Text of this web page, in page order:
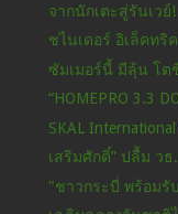
จากนักเตะสู่รันเว
ชไนเดอร์ อิเล็คทริ
ซัมเมอร์นี้ มีลุ้น โต
“HOMEPRO 3.3
SKAL
เสริมศักดิ์” ปลื้ม ว
"ชาวกระบี่ พร้อมรั